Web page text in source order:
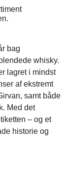
bag
whisky.
lagret i mindst
af ekstremt
samt både
Med det
– og et
historie og